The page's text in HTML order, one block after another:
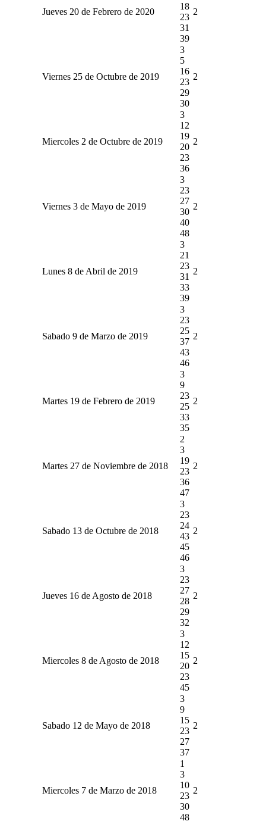
Jueves 20 de Febrero de 2020
18
23
31
39
2
Viernes 25 de Octubre de 2019
3
5
16
23
29
30
2
Miercoles 2 de Octubre de 2019
3
12
19
20
23
36
2
Viernes 3 de Mayo de 2019
3
23
27
30
40
48
2
Lunes 8 de Abril de 2019
3
21
23
31
33
39
2
Sabado 9 de Marzo de 2019
3
23
25
37
43
46
2
Martes 19 de Febrero de 2019
3
9
23
25
33
35
2
Martes 27 de Noviembre de 2018
2
3
19
23
36
47
2
Sabado 13 de Octubre de 2018
3
23
24
43
45
46
2
Jueves 16 de Agosto de 2018
3
23
27
28
29
32
2
Miercoles 8 de Agosto de 2018
3
12
15
20
23
45
2
Sabado 12 de Mayo de 2018
3
9
15
23
27
37
2
Miercoles 7 de Marzo de 2018
1
3
10
23
30
48
2